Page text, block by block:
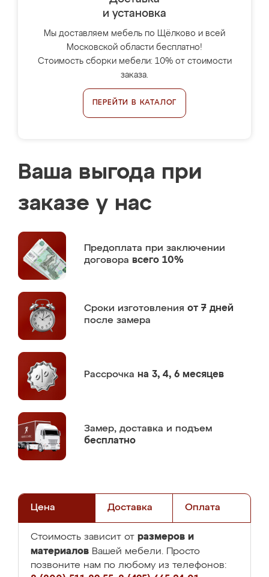
и установка
Мы доставляем мебель по Щёлково и всей
Московской области бесплатно!
Стоимость сборки мебели: 10% от стоимости
заказа.
ПЕРЕЙТИ В КАТАЛОГ
Ваша выгода при
заказе у нас
Предоплата при заключении
договора всего 10%
Сроки изготовления от 7 дней
после замера
Рассрочка на 3, 4, 6 месяцев
Замер, доставка и подъем
бесплатно
Цена Доставка Оплата
Стоимость зависит от размеров и
материалов Вашей мебели. Просто
позвоните нам по любому из телефонов: